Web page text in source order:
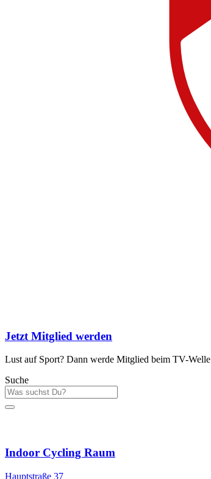
Jetzt Mitglied werden
Lust auf Sport? Dann werde Mitglied beim TV-Welle
Suche
Indoor Cycling Raum
Hauptstraße 37